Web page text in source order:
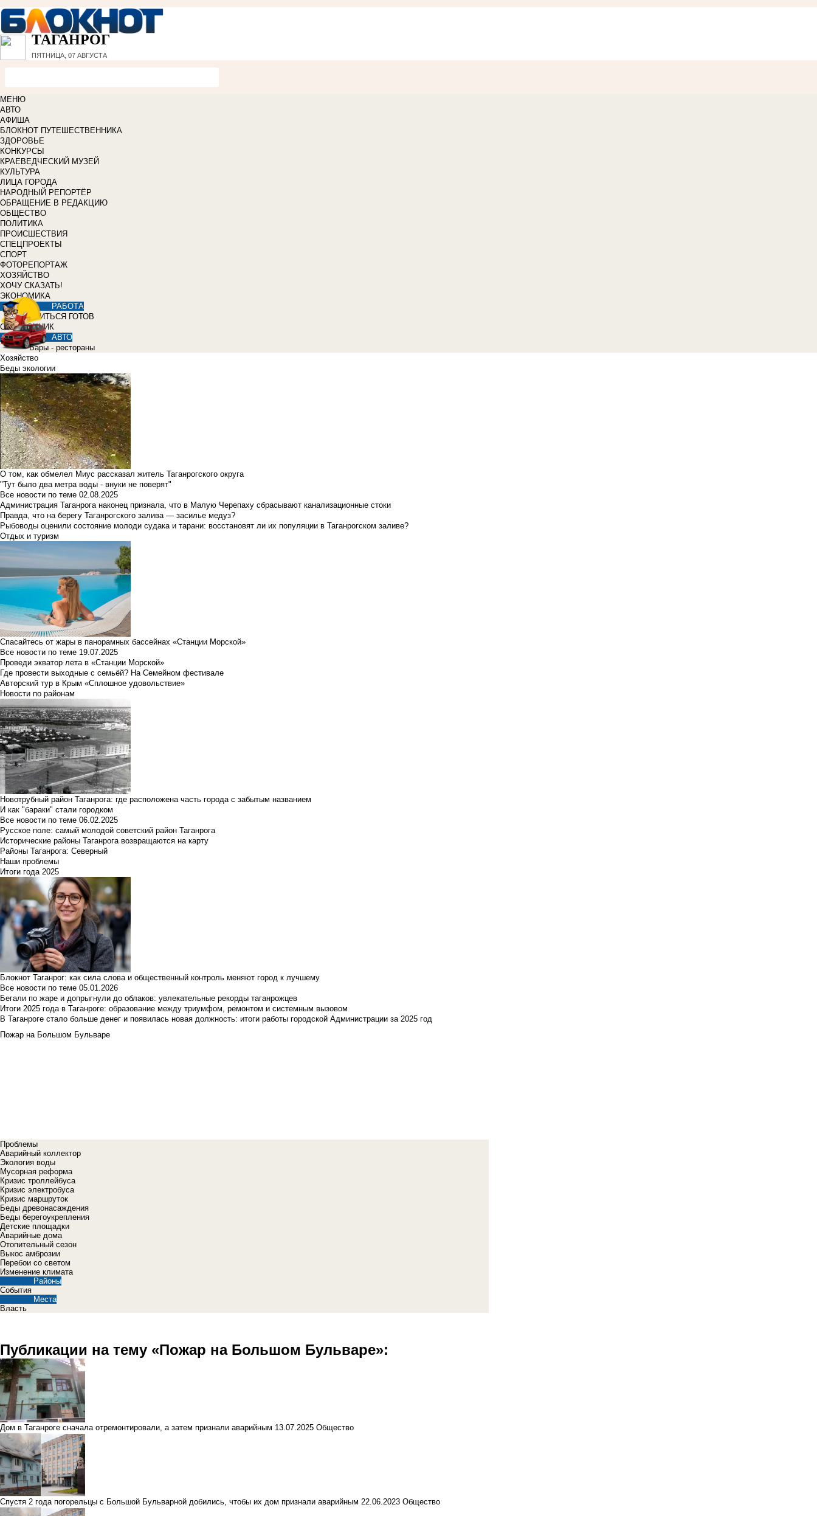
ТАГАНРОГ
ПЯТНИЦА, 07 АВГУСТА
МЕНЮ
АВТО
АФИША
БЛОКНОТ ПУТЕШЕСТВЕННИКА
ЗДОРОВЬЕ
КОНКУРСЫ
КРАЕВЕДЧЕСКИЙ МУЗЕЙ
КУЛЬТУРА
ЛИЦА ГОРОДА
НАРОДНЫЙ РЕПОРТЁР
ОБРАЩЕНИЕ В РЕДАКЦИЮ
ОБЩЕСТВО
ПОЛИТИКА
ПРОИСШЕСТВИЯ
СПЕЦПРОЕКТЫ
СПОРТ
ФОТОРЕПОРТАЖ
ХОЗЯЙСТВО
ХОЧУ СКАЗАТЬ!
ЭКОНОМИКА
РАБОТА
УЧИТЬСЯ ГОТОВ
СПРАВОЧНИК
АВТО
Бары - рестораны
Хозяйство
Беды экологии
О том, как обмелел Миус рассказал житель Таганрогского округа
"Тут было два метра воды - внуки не поверят"
Все новости по теме 02.08.2025
Администрация Таганрога наконец признала, что в Малую Черепаху сбрасывают канализационные стоки
Правда, что на берегу Таганрогского залива — засилье медуз?
Рыбоводы оценили состояние молоди судака и тарани: восстановят ли их популяции в Таганрогском заливе?
Отдых и туризм
Спасайтесь от жары в панорамных бассейнах «Станции Морской»
Все новости по теме 19.07.2025
Проведи экватор лета в «Станции Морской»
Где провести выходные с семьёй? На Семейном фестивале
Авторский тур в Крым «Сплошное удовольствие»
Новости по районам
Новотрубный район Таганрога: где расположена часть города с забытым названием
И как "бараки" стали городком
Все новости по теме 06.02.2025
Русское поле: самый молодой советский район Таганрога
Исторические районы Таганрога возвращаются на карту
Районы Таганрога: Северный
Наши проблемы
Итоги года 2025
Блокнот Таганрог: как сила слова и общественный контроль меняют город к лучшему
Все новости по теме 05.01.2026
Бегали по жаре и допрыгнули до облаков: увлекательные рекорды таганрожцев
Итоги 2025 года в Таганроге: образование между триумфом, ремонтом и системным вызовом
В Таганроге стало больше денег и появилась новая должность: итоги работы городской Администрации за 2025 год
Пожар на Большом Бульваре
Проблемы
Аварийный коллектор
Экология воды
Мусорная реформа
Кризис троллейбуса
Кризис электробуса
Кризис маршруток
Беды древонасаждения
Беды берегоукрепления
Детские площадки
Аварийные дома
Отопительный сезон
Выкос амброзии
Перебои со светом
Изменение климата
Районы
События
Места
Власть
Публикации на тему «Пожар на Большом Бульваре»:
Дом в Таганроге сначала отремонтировали, а затем признали аварийным 13.07.2025 Общество
Спустя 2 года погорельцы с Большой Бульварной добились, чтобы их дом признали аварийным 22.06.2023 Общество